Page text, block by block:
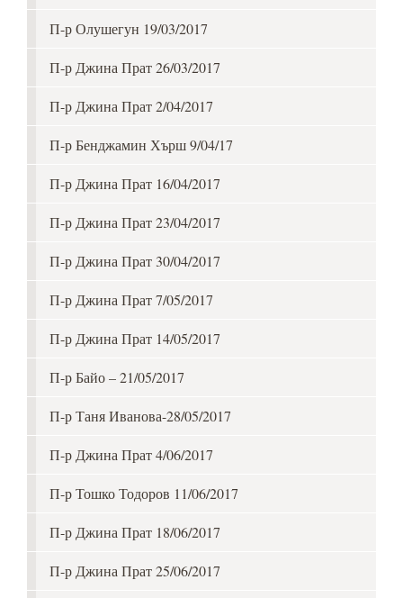
П-р Олушегун 19/03/2017
П-р Джина Прат 26/03/2017
П-р Джина Прат 2/04/2017
П-р Бенджамин Хърш 9/04/17
П-р Джина Прат 16/04/2017
П-р Джина Прат 23/04/2017
П-р Джина Прат 30/04/2017
П-р Джина Прат 7/05/2017
П-р Джина Прат 14/05/2017
П-р Байо – 21/05/2017
П-р Таня Иванова-28/05/2017
П-р Джина Прат 4/06/2017
П-р Тошко Тодоров 11/06/2017
П-р Джина Прат 18/06/2017
П-р Джина Прат 25/06/2017